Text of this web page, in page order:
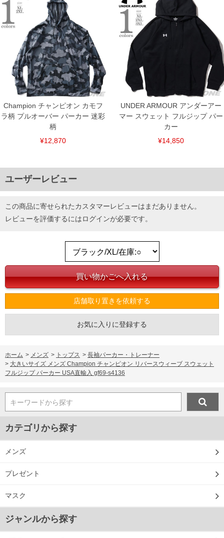
DETAIL
Champion チャンピオン カモフ
ラ柄 プルオーバー パーカー 迷彩
柄
¥12,870
UNDER ARMOUR アンダーアー
マー スウェット フルジップ パー
カー
¥14,850
ユーザーレビュー
この商品に寄せられたカスタマーレビューはまだありません。
レビューを評価するにはログインが必要です。
店舗取り置きを依頼する
お気に入りに登録する
ホーム > メンズ > トップス > 長袖パーカー・トレーナー
> 大きいサイズ メンズ Champion チャンピオン リバースウィーブ スウェット
フルジップ パーカー USA直輸入 gf69-s4136
キーワードから探す
カテゴリから探す
メンズ
プレゼント
マスク
ジャンルから探す